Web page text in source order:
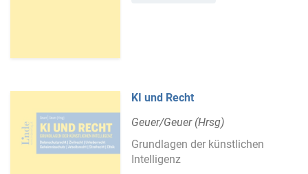
KI und Recht
Geuer/Geuer (Hrsg)
Grundlagen der künstlichen
Intelligenz